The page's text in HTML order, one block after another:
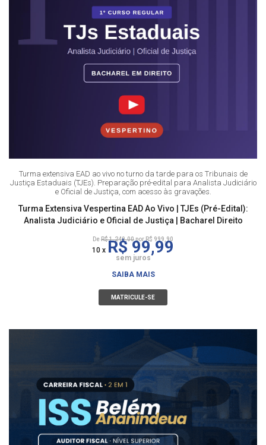
Turma extensiva EAD ao vivo no turno da tarde para os Tribunais de
Justiça Estaduais (TJEs). Preparação pré-edital para Analista Judiciário
e Oficial de Justiça, com acesso às gravações.
Turma Extensiva Vespertina EAD Ao Vivo | TJEs (Pré-Edital):
Analista Judiciário e Oficial de Justiça | Bacharel Direito
DeR$ 1.249,00 por R$ 999,90
10 x R$ 99,99
sem juros
SAIBA MAIS
MATRICULE-SE